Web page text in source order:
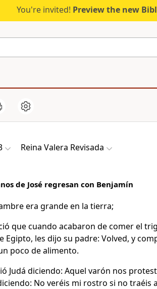
You're invited! Preview the new
Reina Valera Revisada
de José regresan con Benjamín
era grande en la tierra;
que cuando acabaron de comer el
Egipto, les dijo su padre: Volved, y
poco de alimento.
Judá diciendo: Aquel varón nos
No veréis mi rostro si no traéis